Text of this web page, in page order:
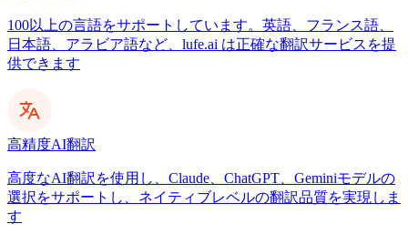
100以上の言語をサポートしています。英語、フランス語、
日本語、アラビア語など、lufe.ai は正確な翻訳サービスを提
供できます
高精度AI翻訳
高度なAI翻訳を使用し、Claude、ChatGPT、Geminiモデルの
選択をサポートし、ネイティブレベルの翻訳品質を実現しま
す